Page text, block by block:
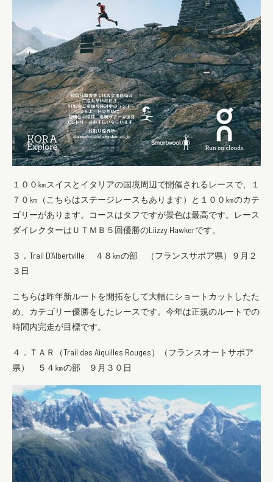
１００㎞スイスとイタリアの国境周辺で開催されるレースで、１
７０㎞（こちらはステージレースもあります）と１００㎞のカテ
ゴリーがあります。コースはタフですが景色は最高です。レース
ダイレクターはＵＴＭＢ５回優勝のLiizzy Hawkerです。
３．Trail D’Albertville ４８㎞の部 （フランスサボア県）９月２
３日
こちらは昨年新ルートを開拓をして大幅にショートカットしたた
め、カテゴリー優勝をしたレースです。今年は正規のルートでの
時間内完走が目標です。
４．ＴＡＲ（Trail des Aiguilles Rouges）（フランスオートサボア
県） ５４㎞の部 ９月３０日